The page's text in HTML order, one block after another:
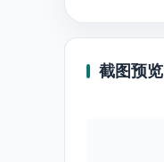
截图预览